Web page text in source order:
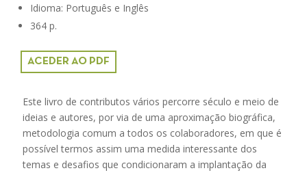
Idioma: Português e Inglês
364 p.
ACEDER AO PDF
Este livro de contributos vários percorre século e meio de
ideias e autores, por via de uma aproximação biográfica,
metodologia comum a todos os colaboradores, em que é
possível termos assim uma medida interessante dos
temas e desafios que condicionaram a implantação da